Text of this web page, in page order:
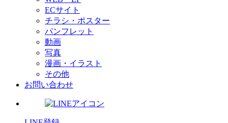
ECサイト
チラシ・ポスター
パンフレット
動画
写真
漫画・イラスト
その他
お問い合わせ